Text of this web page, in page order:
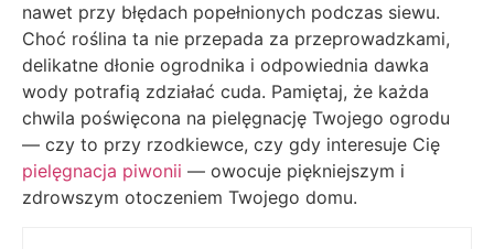
nawet przy błędach popełnionych podczas siewu.
Choć roślina ta nie przepada za przeprowadzkami,
delikatne dłonie ogrodnika i odpowiednia dawka
wody potrafią zdziałać cuda. Pamiętaj, że każda
chwila poświęcona na pielęgnację Twojego ogrodu
— czy to przy rzodkiewce, czy gdy interesuje Cię
pielęgnacja piwonii — owocuje piękniejszym i
zdrowszym otoczeniem Twojego domu.